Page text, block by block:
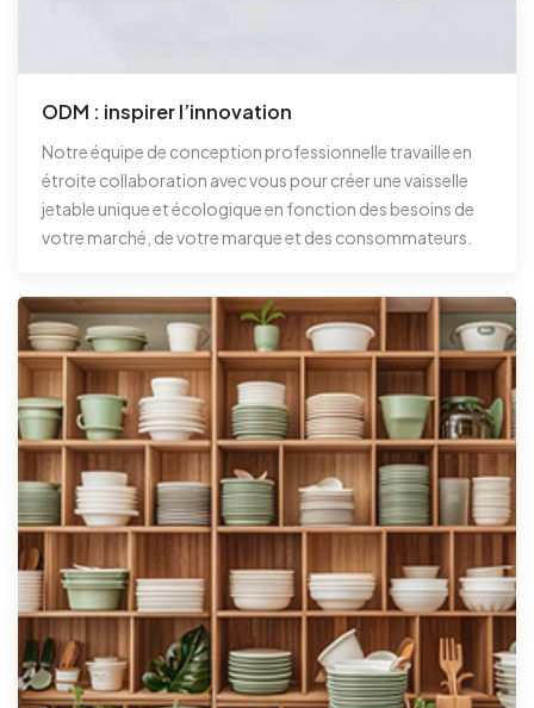
ODM : inspirer l’innovation
Notre équipe de conception professionnelle travaille en
étroite collaboration avec vous pour créer une vaisselle
jetable unique et écologique en fonction des besoins de
votre marché, de votre marque et des consommateurs.